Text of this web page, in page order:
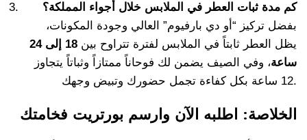
كم مدة ثبات العطر في الملابس خلال أجواء المملكة؟
بفضل تركيز “أو دي بارفيوم” العالي وجودة المكونات،
يظل العطر ثابتاً في الملابس لفترة تتراوح بين
18 إلى 24
ساعة، وفي الصيف يضمن لك فوحاناً ممتازاً وثباتاً يتجاوز
12 ساعة بكل كفاءة تجمل حضورك وتبيض وجهك.
الخلاصة: اطلبه الآن وارسم بورتريت فخامتك